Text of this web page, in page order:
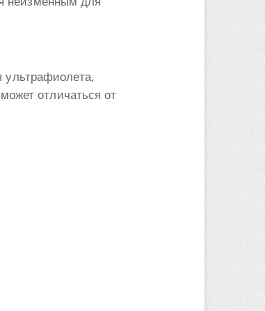
ультрафиолета,
отличаться от